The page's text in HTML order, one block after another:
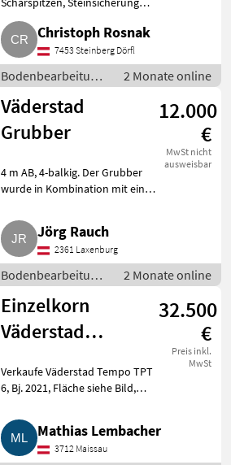
Väderstad Cultus HD 425, AB 4,
15 m, inkl. Hartmetall
Verschleißteile. Preis: € 35.000, -,
exkl. 20%. Bodenbea
Christoph Rosnak
7453 Steinberg Dörfl
Bodenbearbeitung
/ Grubber
2 Monate online
Väderstad
Grubber
12.000
€
MwSt nicht
ausweisbar
4 m AB, 4-balkig. Der Grubber
wurde in Kombination mit einer
sind Zustreifer und Striegel
momentan abgebaut. Grubber
und Walze auch ei
Jörg Rauch
2361 Laxenburg
Bodenbearbeitung
/ Grubber
2 Monate online
Einzelkorn
Väderstad
32.500
€
Preis inkl.
MwSt
Verkaufe Väderstad Tempo TPT
6, Bj. 2021, Fläche siehe Bild,
Fahrgassenschaltung, größeres
Fallrohr, Reihenabschaltung
automatisch (Secti
Mathias Lembacher
3712 Maissau